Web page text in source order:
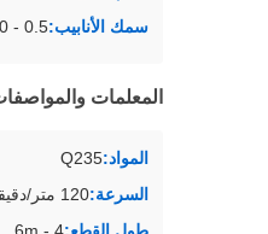
سمك الأنابيب:0.5 - 2.0 ملم
المعلمات
المواد:Q235
السرعة:120 متر/دقيقة